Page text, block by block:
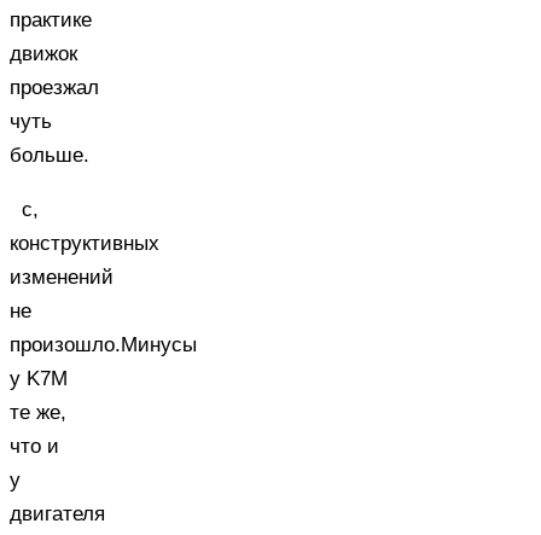
практике
движок
проезжал
чуть
больше.
с,
конструктивных
изменений
не
произошло.Минусы
у K7M
те же,
что и
у
двигателя